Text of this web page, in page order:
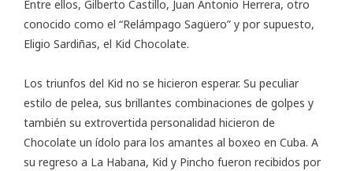
Entre ellos, Gilberto Castillo, Juan Antonio Herrera, otro
conocido como el “Relámpago Sagüero” y por supuesto,
Eligio Sardiñas, el Kid Chocolate.
Los triunfos del Kid no se hicieron esperar. Su peculiar
estilo de pelea, sus brillantes combinaciones de golpes y
también su extrovertida personalidad hicieron de
Chocolate un ídolo para los amantes al boxeo en Cuba. A
su regreso a La Habana, Kid y Pincho fueron recibidos por